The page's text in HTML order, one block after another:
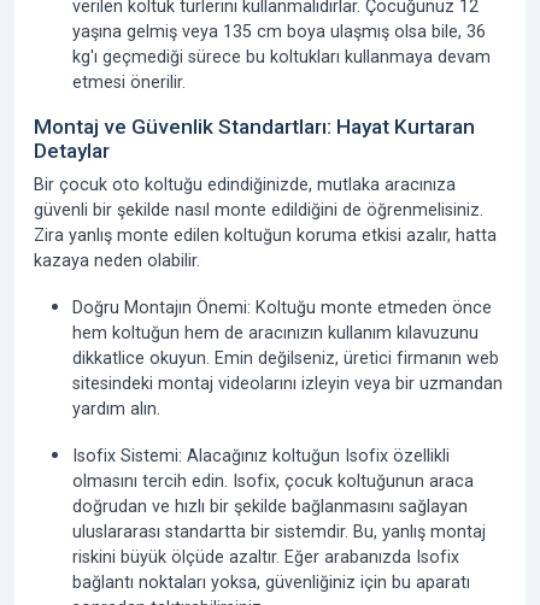
verilen koltuk türlerini kullanmalıdırlar. Çocuğunuz 12
yaşına gelmiş veya 135 cm boya ulaşmış olsa bile, 36
kg'ı geçmediği sürece bu koltukları kullanmaya devam
etmesi önerilir.
Montaj ve Güvenlik Standartları: Hayat Kurtaran
Detaylar
Bir çocuk oto koltuğu edindiğinizde, mutlaka aracınıza
güvenli bir şekilde nasıl monte edildiğini de öğrenmelisiniz.
Zira yanlış monte edilen koltuğun koruma etkisi azalır, hatta
kazaya neden olabilir.
Doğru Montajın Önemi: Koltuğu monte etmeden önce
hem koltuğun hem de aracınızın kullanım kılavuzunu
dikkatlice okuyun. Emin değilseniz, üretici firmanın web
sitesindeki montaj videolarını izleyin veya bir uzmandan
yardım alın.
Isofix Sistemi: Alacağınız koltuğun Isofix özellikli
olmasını tercih edin. Isofix, çocuk koltuğunun araca
doğrudan ve hızlı bir şekilde bağlanmasını sağlayan
uluslararası standartta bir sistemdir. Bu, yanlış montaj
riskini büyük ölçüde azaltır. Eğer arabanızda Isofix
bağlantı noktaları yoksa, güvenliğiniz için bu aparatı